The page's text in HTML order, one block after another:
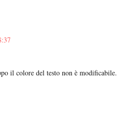
il colore del testo non è modificabile.